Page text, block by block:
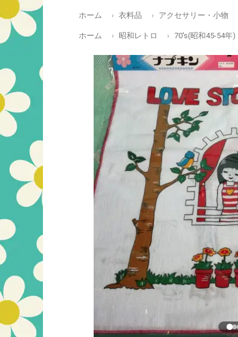
ホーム 衣料品 アクセサリー・小物
ホーム 昭和レトロ 70's(昭和45-54年)